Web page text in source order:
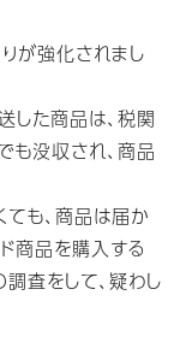
が強化されまし
した商品は、税関
も没収され、商品
も、商品は届か
商品を購入する
査をして、疑わし